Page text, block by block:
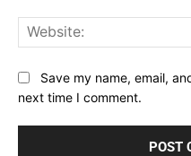
Save my name, email,
next time I comment.